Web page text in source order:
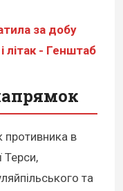
за добу
літак - Генштаб
противника в
Терси,
та